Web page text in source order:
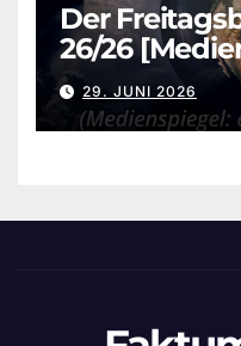
Der
26/26
aufklaerung-
29. JUNI 2026